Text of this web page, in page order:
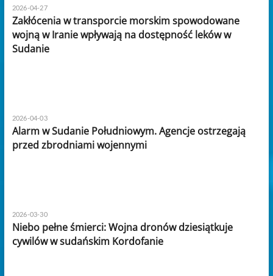
2026-04-27
Zakłócenia w transporcie morskim spowodowane
wojną w Iranie wpływają na dostępność leków w
Sudanie
2026-04-03
Alarm w Sudanie Południowym. Agencje ostrzegają
przed zbrodniami wojennymi
2026-03-30
Niebo pełne śmierci: Wojna dronów dziesiątkuje
cywilów w sudańskim Kordofanie